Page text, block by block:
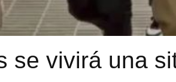
se vivirá una